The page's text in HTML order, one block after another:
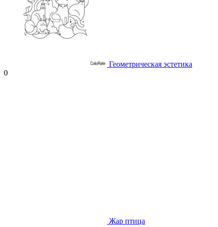
Геометрическая эстетика
0
Жар птица